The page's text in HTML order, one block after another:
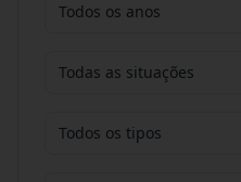
Todos os anos
Todas as situações
Todos os tipos